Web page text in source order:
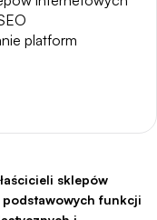
platform
sklepów
funkcji